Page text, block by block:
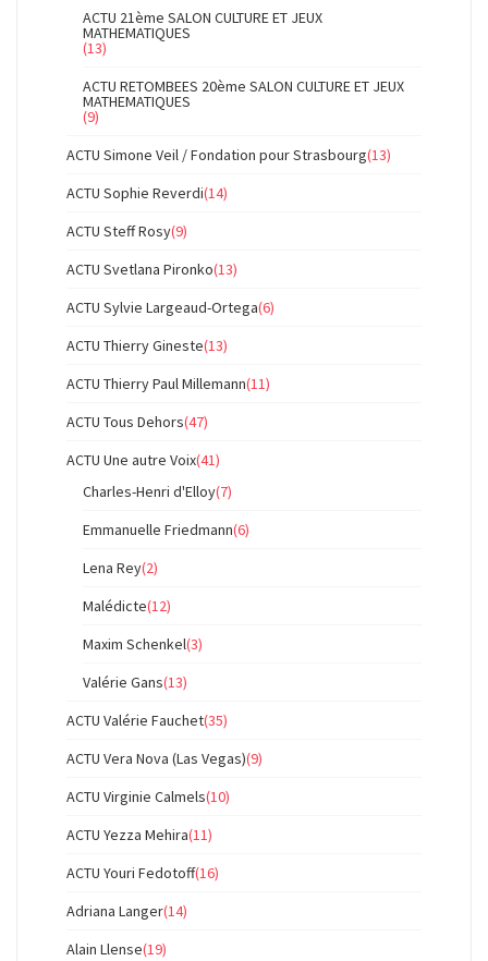
ACTU 21ème SALON CULTURE ET JEUX
MATHEMATIQUES
(13)
ACTU RETOMBEES 20ème SALON CULTURE ET JEUX
MATHEMATIQUES
(9)
ACTU Simone Veil / Fondation pour Strasbourg(13)
ACTU Sophie Reverdi(14)
ACTU Steff Rosy(9)
ACTU Svetlana Pironko(13)
ACTU Sylvie Largeaud-Ortega(6)
ACTU Thierry Gineste(13)
ACTU Thierry Paul Millemann(11)
ACTU Tous Dehors(47)
ACTU Une autre Voix(41)
Charles-Henri d'Elloy(7)
Emmanuelle Friedmann(6)
Lena Rey(2)
Malédicte(12)
Maxim Schenkel(3)
Valérie Gans(13)
ACTU Valérie Fauchet(35)
ACTU Vera Nova (Las Vegas)(9)
ACTU Virginie Calmels(10)
ACTU Yezza Mehira(11)
ACTU Youri Fedotoff(16)
Adriana Langer(14)
Alain Llense(19)